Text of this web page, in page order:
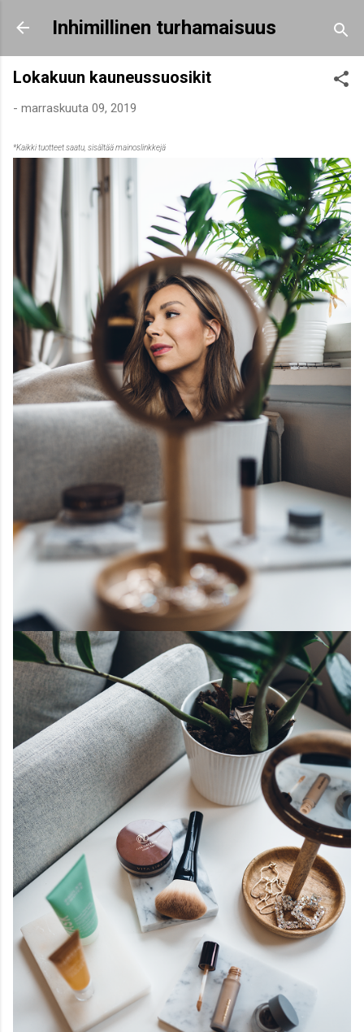
Siirry pääsisältöön
Inhimillinen turhamaisuus
Lokakuun kauneussuosikit
- marraskuuta 09, 2019
*Kaikki tuotteet saatu, sisältää mainoslinkkejä